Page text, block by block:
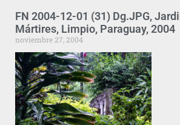
FN 2004-12-01 (31) Dg.JPG,
Mártires, Limpio, Paraguay, 2004
noviembre 27, 2004